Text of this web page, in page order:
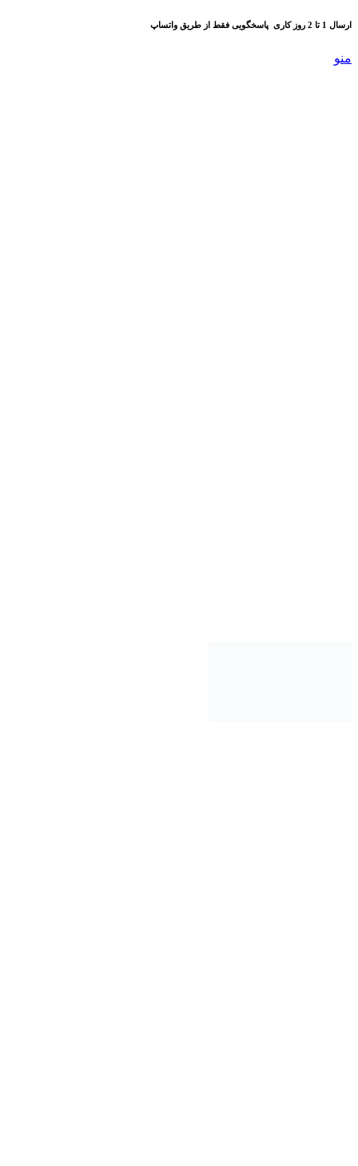
ارسال 1 تا 2 روز کاری پاسخگویی فقط از طریق واتساپ
منو